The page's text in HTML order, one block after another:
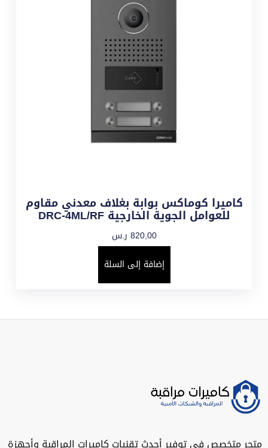
كاميرا كوماكس بوابة بغلاف معدني مقاوم
للعوامل الجوية الخارجية DRC-4ML/RF
820,00 ر.س
إضافة إلى السلة
متجر متخصص في توفير أحدث تقنيات كاميرات المراقبة وأجهزة